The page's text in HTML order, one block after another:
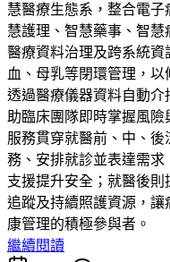
慧醫療生態系，整合電
慧護理、智慧藥事、智慧
醫療資料治理及跨系統
血、母乳等閉環管理，以
透過醫療儀器資料自動
助臨床團隊即時掌握風
服務貫穿就醫前、中、
務、安排就診並表達需
支援提升安全；就醫後
追蹤及持續照護資源，
康管理的積極參與者。
繼續閱讀